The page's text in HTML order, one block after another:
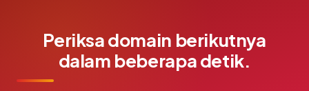
Periksa domain berikutnya
dalam beberapa detik.